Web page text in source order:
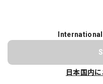
日本国内